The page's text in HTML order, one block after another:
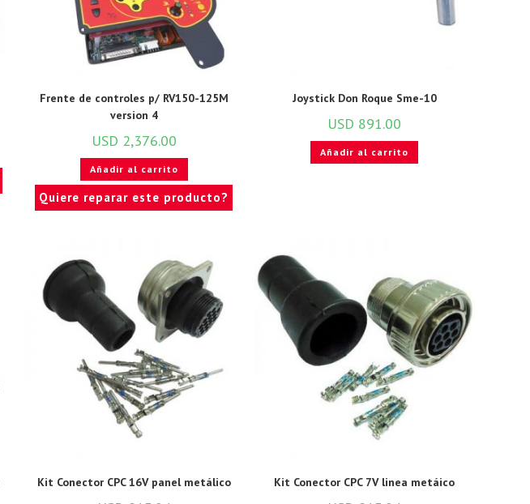
Frente de controles p/ RV150-125M
version 4
USD 2,376.00
Añadir al carrito
Quiere reparar este producto?
Joystick Don Roque Sme-10
USD 891.00
Añadir al carrito
Kit Conector CPC 16V panel metálico Kit Conector CPC 7V linea metáico